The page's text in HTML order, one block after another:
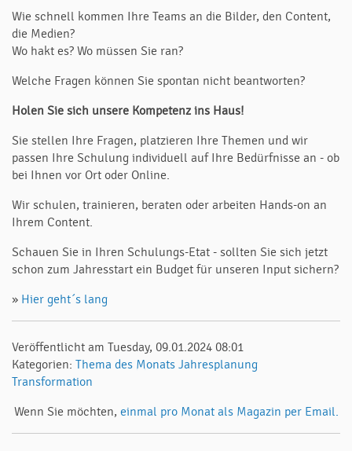
Wie schnell kommen Ihre Teams an die Bilder, den Content,
die Medien?
Wo hakt es? Wo müssen Sie ran?
Welche Fragen können Sie spontan nicht beantworten?
Holen Sie sich unsere Kompetenz ins Haus!
Sie stellen Ihre Fragen, platzieren Ihre Themen und wir
passen Ihre Schulung individuell auf Ihre Bedürfnisse an - ob
bei Ihnen vor Ort oder Online.
Wir schulen, trainieren, beraten oder arbeiten Hands-on an
Ihrem Content.
Schauen Sie in Ihren Schulungs-Etat - sollten Sie sich jetzt
schon zum Jahresstart ein Budget für unseren Input sichern?
» Hier geht´s lang
Veröffentlicht am Tuesday, 09.01.2024 08:01
Kategorien: Thema des Monats Jahresplanung
Transformation
Wenn Sie möchten, einmal pro Monat als Magazin per Email.